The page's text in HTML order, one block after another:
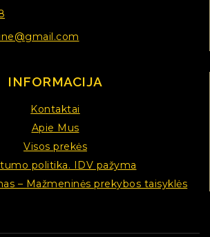
INFORMACIJA
Kontaktai
Apie Mus
Visos prekės
politika. IDV pažyma
– Mažmeninės prekybos taisyklės